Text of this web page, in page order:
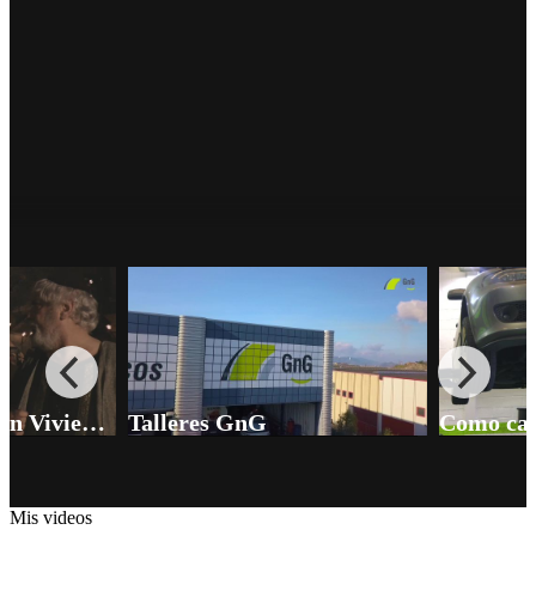
Talleres GnG
Promocional Pasión Viviente de Balmaseda
Mis videos